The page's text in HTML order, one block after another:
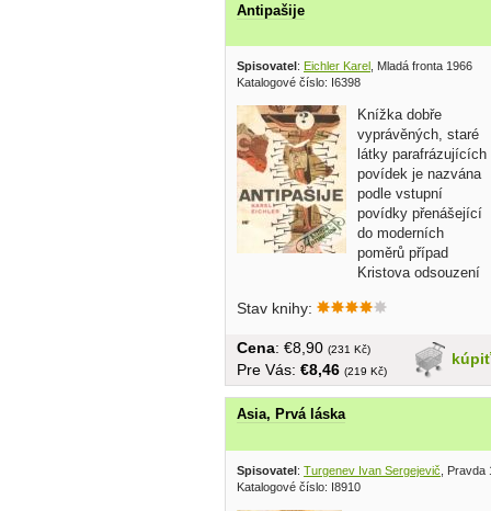
Antipašije
Spisovatel : Eichler Karel
, Mladá fronta 1966
Katalogové číslo: I6398
Knížka dobře
vyprávěných, staré
látky parafrázujících
povídek je nazvána
podle vstupní
povídky přenášející
do moderních
poměrů případ
Kristova odsouzení
Stav knihy:
kúpiť
Cena: €8,90 (231 Kč)
Pre Vás: €8,46 (219 Kč)
Asia, Prvá láska
Spisovatel: Turgenev Ivan Sergejevič , Pravda
Katalogové číslo: I8910